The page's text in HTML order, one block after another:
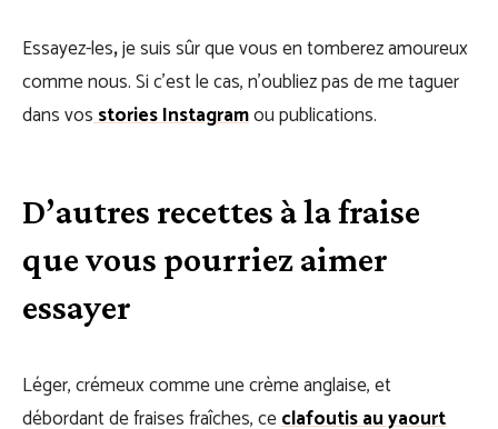
Essayez-les,je suis sûr que vous en tomberez amoureux
comme nous. Si c’est le cas, n’oubliez pas de me taguer
dans vosstories Instagramou publications.
D’autres recettes à la fraise
que vous pourriez aimer
essayer
Léger, crémeux comme une crème anglaise, et
débordant de fraises fraîches, ceclafoutis au yaourt